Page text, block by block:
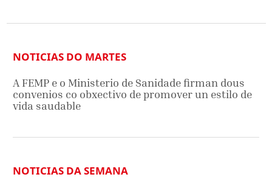
NOTICIAS DO MARTES
A FEMP e o Ministerio de Sanidade firman dous
convenios co obxectivo de promover un estilo de
vida saudable
NOTICIAS DA SEMANA